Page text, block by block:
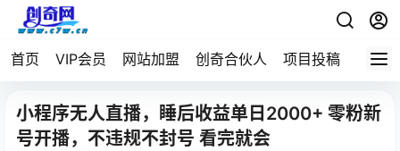
首页 VIP会员 网站加盟 创奇合伙人 项目投稿
小程序无人直播，睡后收益单日2000+ 零粉新
号开播，不违规不封号 看完就会